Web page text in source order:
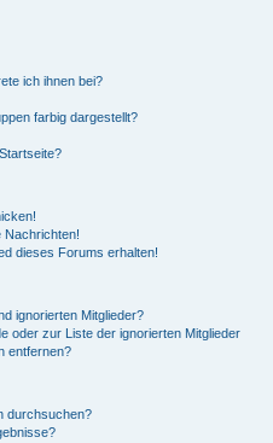
ich ihnen bei?
farbig dargestellt?
Nachrichten!
dieses Forums erhalten!
ignorierten Mitglieder?
oder zur Liste der ignorierten Mitglieder
entfernen?
durchsuchen?